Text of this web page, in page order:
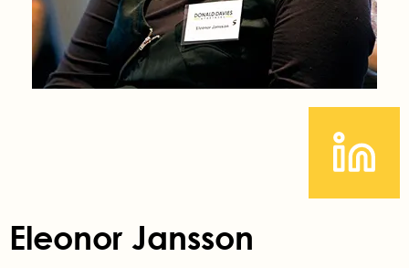
Eleonor Jansson